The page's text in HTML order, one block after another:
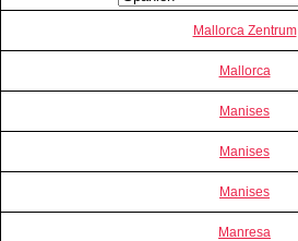
Mallorca Zentrum
Mallorca
Manises
Manises
Manises
Manresa